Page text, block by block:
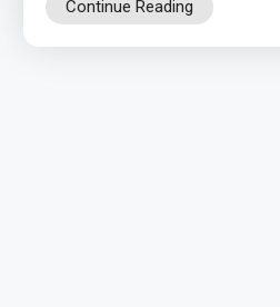
Continue Reading